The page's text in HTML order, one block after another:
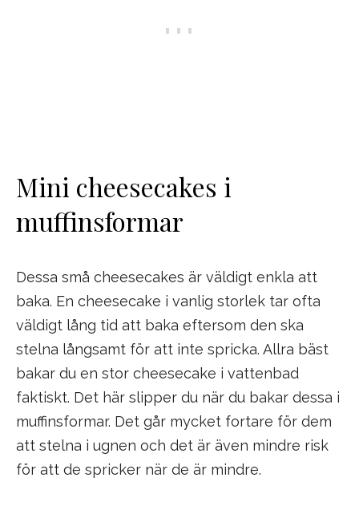
Mini cheesecakes i
muffinsformar
Dessa små cheesecakes är väldigt enkla att
baka. En cheesecake i vanlig storlek tar ofta
väldigt lång tid att baka eftersom den ska
stelna långsamt för att inte spricka. Allra bäst
bakar du en stor cheesecake i vattenbad
faktiskt. Det här slipper du när du bakar dessa i
muffinsformar. Det går mycket fortare för dem
att stelna i ugnen och det är även mindre risk
för att de spricker när de är mindre.